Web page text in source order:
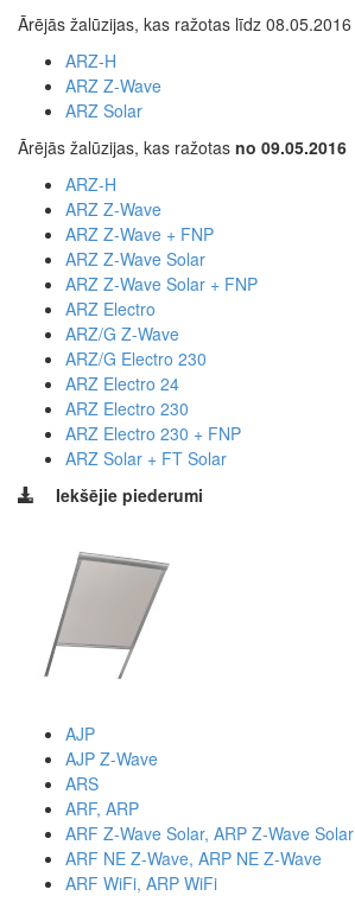
Ārējās žalūzijas, kas ražotas līdz 08.05.2016
ARZ-H
ARZ Z-Wave
ARZ Solar
Ārējās žalūzijas, kas ražotas no 09.05.2016
ARZ-H
ARZ Z-Wave
ARZ Z-Wave + FNP
ARZ Z-Wave Solar
ARZ Z-Wave Solar + FNP
ARZ Electro
ARZ/G Z-Wave
ARZ/G Electro 230
ARZ Electro 24
ARZ Electro 230
ARZ Electro 230 + FNP
ARZ Solar + FT Solar
Iekšējie piederumi
AJP
AJP Z-Wave
ARS
ARF, ARP
ARF Z-Wave Solar, ARP Z-Wave Solar
ARF NE Z-Wave, ARP NE Z-Wave
ARF WiFi, ARP WiFi